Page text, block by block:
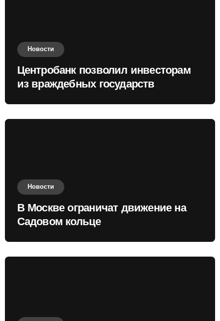
Новости
Центробанк позволил инвесторам
из враждебных государств
Новости
В Москве ограничат движение на
Садовом кольце